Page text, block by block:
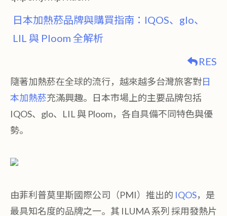
日本加熱菸品牌與購買指南：IQOS、glo、
LIL 與 Ploom 全解析
RES
隨著加熱菸在全球的流行，越來越多台灣旅客對日
本加熱菸充滿興趣。日本市場上的主要品牌包括
IQOS、glo、LIL 與 Ploom，各自具備不同特色與優
勢。
由菲利普莫里斯國際公司（PMI）推出的 IQOS，是
最具知名度的品牌之一。其 ILUMA 系列 採用發熱片